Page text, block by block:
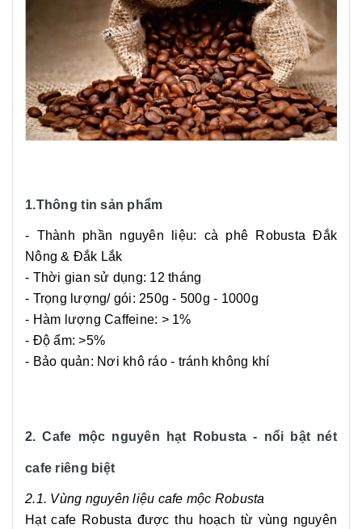
1.Thông tin sản phẩm
- Thành phần nguyên liệu: cà phê Robusta Đắk
Nông & Đắk Lắk
- Thời gian sử dụng: 12 tháng
- Trọng lượng/ gói: 250g - 500g - 1000g
- Hàm lượng Caffeine: > 1%
- Độ ẩm: >5%
- Bảo quản: Nơi khô ráo - tránh không khí
2. Cafe mộc nguyên hạt Robusta - nổi bật nét
cafe riêng biệt
2.1. Vùng nguyên liệu cafe mộc Robusta
Hạt cafe Robusta được thu hoạch từ vùng nguyên